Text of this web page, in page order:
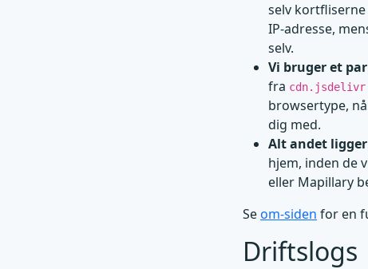
selv
IP-adresse,
selv.
Vi bruger et
fra
browsertype,
dig med.
Alt andet ligger
hjem, inden de
eller Mapillary
Seom-siden for en
Driftslogs